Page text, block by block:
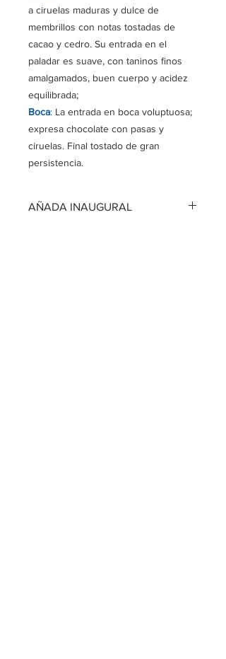
a ciruelas maduras y dulce de
membrillos con notas tostadas de
cacao y cedro. Su entrada en el
paladar es suave, con taninos finos
amalgamados, buen cuerpo y acidez
equilibrada;
Boca: La entrada en boca voluptuosa;
expresa chocolate con pasas y
ciruelas. Final tostado de gran
persistencia.
AÑADA INAUGURAL